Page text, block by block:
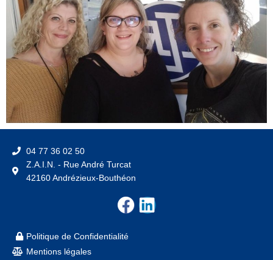
04 77 36 02 50
Z.A.I.N. - Rue André Turcat
42160 Andrézieux-Bouthéon
F
c
L
Politique de Confidentialité
Mentions légales